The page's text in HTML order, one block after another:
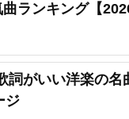
ランキング【
詞がいい洋楽の
ジ